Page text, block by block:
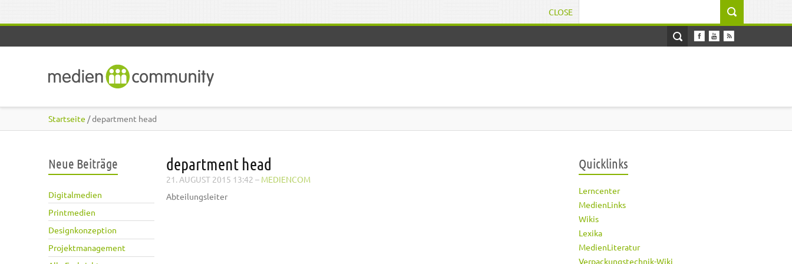
CLOSE
Startseite / department head
Neue Beiträge
Digitalmedien
Printmedien
Designkonzeption
Projektmanagement
department head
21. AUGUST 2015 13:42 – MEDIENCOM
Abteilungsleiter
Quicklinks
Lerncenter
MedienLinks
Wikis
Lexika
MedienLiteratur
Verpackungstechnik-Wiki